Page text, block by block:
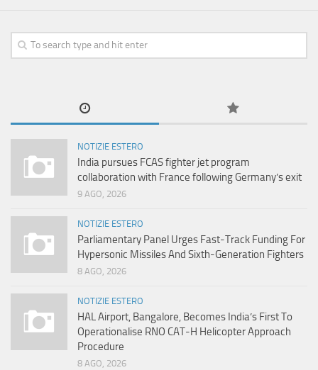
NOTIZIE ESTERO
India pursues FCAS fighter jet program
collaboration with France following Germany’s exit
9 AGO, 2026
NOTIZIE ESTERO
Parliamentary Panel Urges Fast-Track Funding For
Hypersonic Missiles And Sixth-Generation Fighters
8 AGO, 2026
NOTIZIE ESTERO
HAL Airport, Bangalore, Becomes India’s First To
Operationalise RNO CAT-H Helicopter Approach
Procedure
8 AGO, 2026